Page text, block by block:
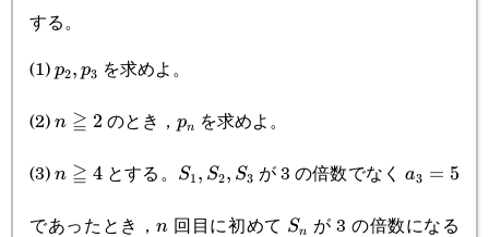
する。
(1) p2, p3 を求めよ。
(2) n\geqq2
n ≧ 2 のとき， pn を求めよ。
(3) n\geqq4
n ≧ 4とする。 S_1,S_2,S_3
S1 , S2, S3 が 3 の倍数でなくa3 = 5
であったとき，n 回目に初めて S_n
Sn が 3 の倍数になる